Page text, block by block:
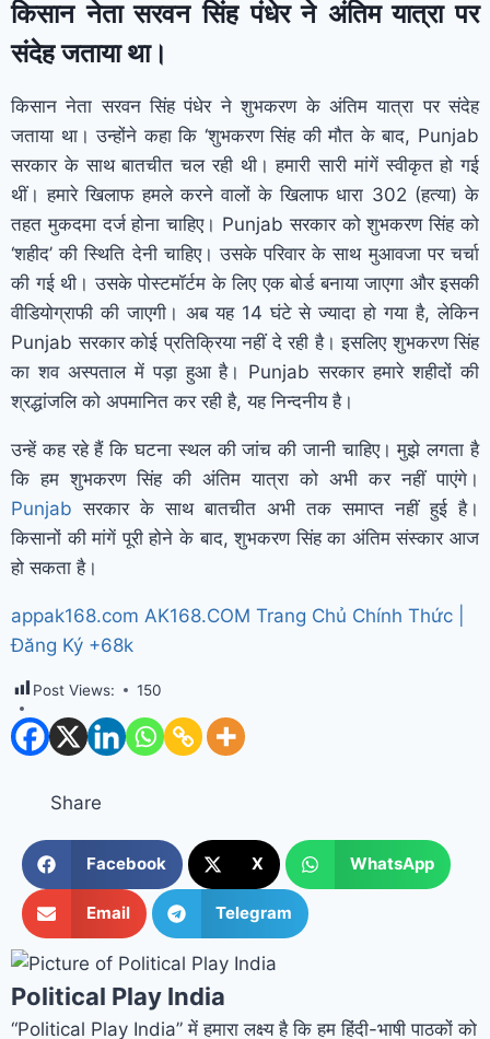
किसान नेता सरवन सिंह पंधेर ने अंतिम यात्रा पर
संदेह जताया था।
किसान नेता सरवन सिंह पंधेर ने शुभकरण के अंतिम यात्रा पर संदेह
जताया था। उन्होंने कहा कि ‘शुभकरण सिंह की मौत के बाद, Punjab
सरकार के साथ बातचीत चल रही थी। हमारी सारी मांगें स्वीकृत हो गई
थीं। हमारे खिलाफ हमले करने वालों के खिलाफ धारा 302 (हत्या) के
तहत मुकदमा दर्ज होना चाहिए। Punjab सरकार को शुभकरण सिंह को
‘शहीद’ की स्थिति देनी चाहिए। उसके परिवार के साथ मुआवजा पर चर्चा
की गई थी। उसके पोस्टमॉर्टम के लिए एक बोर्ड बनाया जाएगा और इसकी
वीडियोग्राफी की जाएगी। अब यह 14 घंटे से ज्यादा हो गया है, लेकिन
Punjab सरकार कोई प्रतिक्रिया नहीं दे रही है। इसलिए शुभकरण सिंह
का शव अस्पताल में पड़ा हुआ है। Punjab सरकार हमारे शहीदों की
श्रद्धांजलि को अपमानित कर रही है, यह निन्दनीय है।
उन्हें कह रहे हैं कि घटना स्थल की जांच की जानी चाहिए। मुझे लगता है
कि हम शुभकरण सिंह की अंतिम यात्रा को अभी कर नहीं पाएंगे।
Punjab सरकार के साथ बातचीत अभी तक समाप्त नहीं हुई है।
किसानों की मांगें पूरी होने के बाद, शुभकरण सिंह का अंतिम संस्कार आज
हो सकता है।
appak168.com AK168.COM Trang Chủ Chính Thức |
Đăng Ký +68k
Post Views: 150
Share
Facebook X WhatsApp
Email Telegram
Political Play India
“Political Play India” में हमारा लक्ष्य है कि हम हिंदी-भाषी पाठकों को